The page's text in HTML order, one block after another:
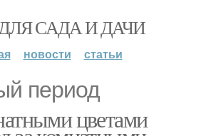
САДА И ДАЧИ
новости статьи
период
цветами